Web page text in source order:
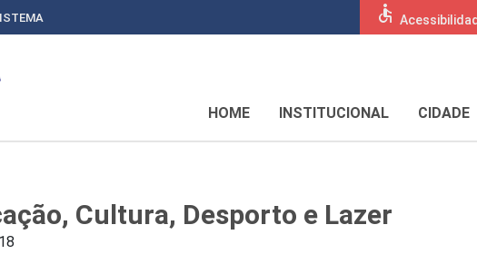
accessible
HOME INSTITUCIONAL CIDADE
Cultura, Desporto e Lazer